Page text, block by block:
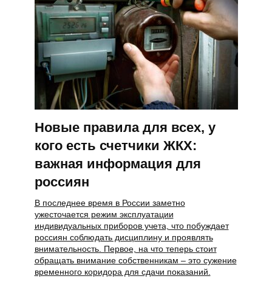
Новые правила для всех, у
кого есть счетчики ЖКХ:
важная информация для
россиян
В последнее время в России заметно
ужесточается режим эксплуатации
индивидуальных приборов учета, что побуждает
россиян соблюдать дисциплину и проявлять
внимательность. Первое, на что теперь стоит
обращать внимание собственникам – это сужение
временного коридора для сдачи показаний.